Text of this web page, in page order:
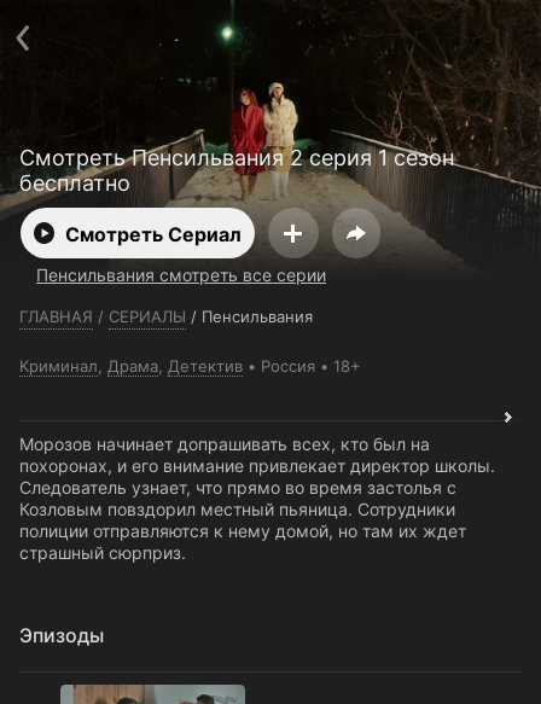
Смотреть Пенсильвания 2 серия 1 сезон
бесплатно
Смотреть Сериал
Пенсильвания смотреть все серии
ГЛАВНАЯ / СЕРИАЛЫ / Пенсильвания
Криминал Драма Детектив Россия 18+
Морозов начинает допрашивать всех, кто был на
похоронах, и его внимание привлекает директор школы.
Следователь узнает, что прямо во время застолья с
Козловым повздорил местный пьяница. Сотрудники
полиции отправляются к нему домой, но там их ждет
страшный сюрприз.
Эпизоды
1 серия
+7 (727) 323 10 92
Политика конфиденциальности
Открыть приложение
Ввести промокод